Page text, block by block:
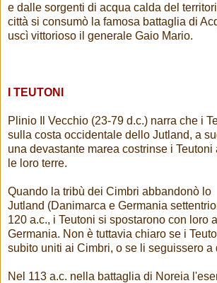
e dalle sorgenti di acqua calda del
città si consumò la famosa battaglia di
uscì vittorioso il generale Gaio Mario.
I TEUTONI
Plinio Il Vecchio (23-79 d.c.) narra che i
sulla costa occidentale dello Jutland, a
una devastante marea costrinse i
le loro terre.
Quando la tribù dei Cimbri abbandonò lo
Jutland (Danimarca e Germania
120 a.c., i Teutoni si spostarono con loro
Germania. Non è tuttavia chiaro se i
subito uniti ai Cimbri, o se li seguissero a
Nel 113 a.c. nella battaglia di Noreia